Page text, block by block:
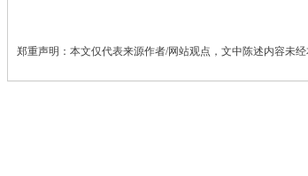
郑重声明：本文仅代表来源作者/网站观点，文中陈述内容未